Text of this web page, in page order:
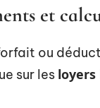
et
ou
sur les